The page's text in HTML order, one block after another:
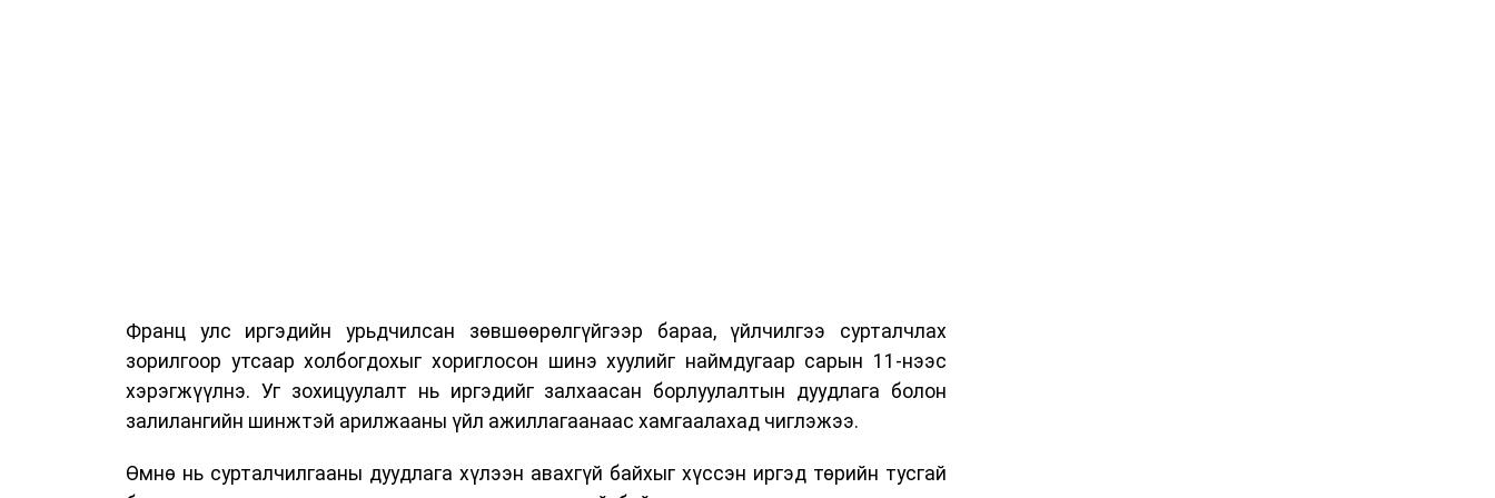
Франц улс иргэдийн урьдчилсан зөвшөөрөлгүйгээр бараа, үйлчилгээ сурталчлах
зорилгоор утсаар холбогдохыг хориглосон шинэ хуулийг наймдугаар сарын 11-нээс
хэрэгжүүлнэ. Уг зохицуулалт нь иргэдийг залхаасан борлуулалтын дуудлага болон
залилангийн шинжтэй арилжааны үйл ажиллагаанаас хамгаалахад чиглэжээ.
Өмнө нь сурталчилгааны дуудлага хүлээн авахгүй байхыг хүссэн иргэд төрийн тусгай